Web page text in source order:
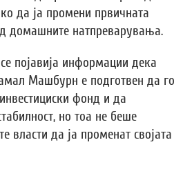
да ја промени првичната
домашните натпреварувања.
појавија информации дека
Машбурн е подготвен да го
фонд и да
но тоа не беше
власти да ја променат својата